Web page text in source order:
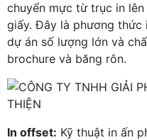
chuyển mực từ trục in
giấy. Đây là phương thức
dự án số lượng lớn và
brochure và băng rôn.
In offset: Kỹ thuật in ấn